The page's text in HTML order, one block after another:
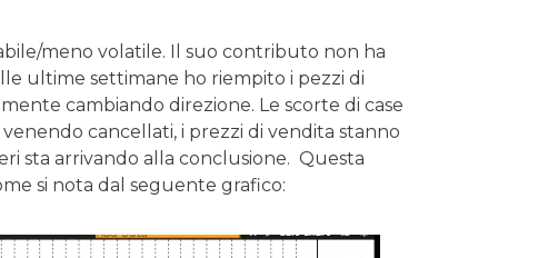
meno volatile. Il suo contributo non ha
ultime settimane ho riempito i pezzi di
cambiando direzione. Le scorte di case
cancellati, i prezzi di vendita stanno
sta arrivando alla conclusione. Questa
si nota dal seguente grafico: